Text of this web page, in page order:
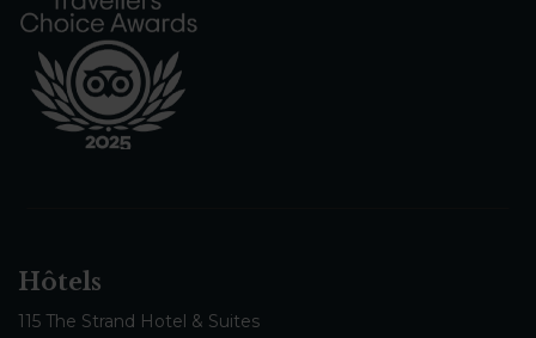
Hôtels
115 The Strand Hotel & Suites